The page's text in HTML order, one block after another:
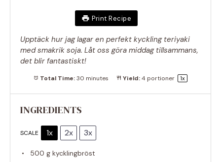
Print Recipe
Upptäck hur jag lagar en perfekt kyckling teriyaki
med smakrik soja. Låt oss göra middag tillsammans,
det blir fantastiskt!
Total Time:30 minutes Yield:4portioner 1x
INGREDIENTS
SCALE 1x 2x 3x
500 g kycklingbröst